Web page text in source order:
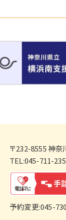
〒232-8555神奈
TEL:045-711-
予約変更:045-